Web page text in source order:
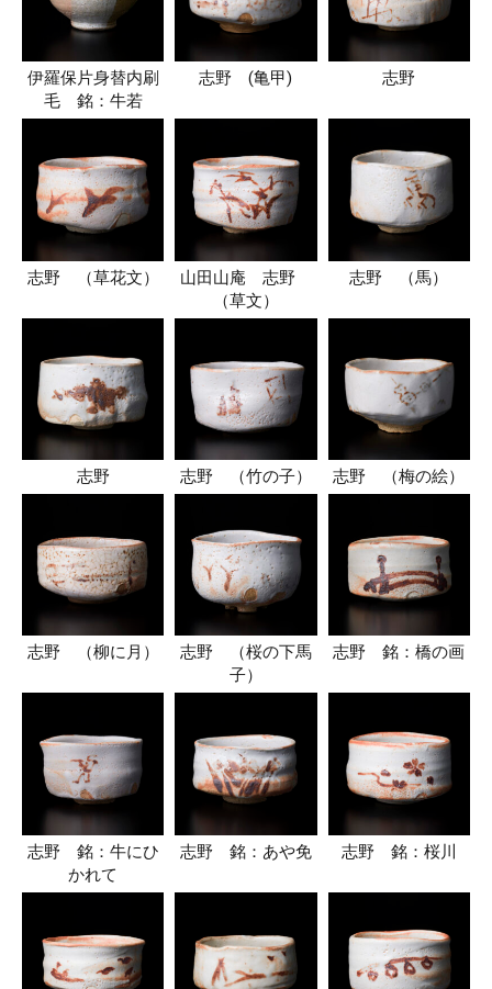
伊羅保片身替内刷
毛 銘：牛若
志野 (亀甲) 志野
志野 （草花文）
山田山庵 志野
（草文）
志野 （馬）
志野 志野 （竹の子） 志野 （梅の絵）
志野 （柳に月）
志野 （桜の下馬
子）
志野 銘：橋の画
志野 銘：牛にひ
かれて
志野 銘：あや免 志野 銘：桜川